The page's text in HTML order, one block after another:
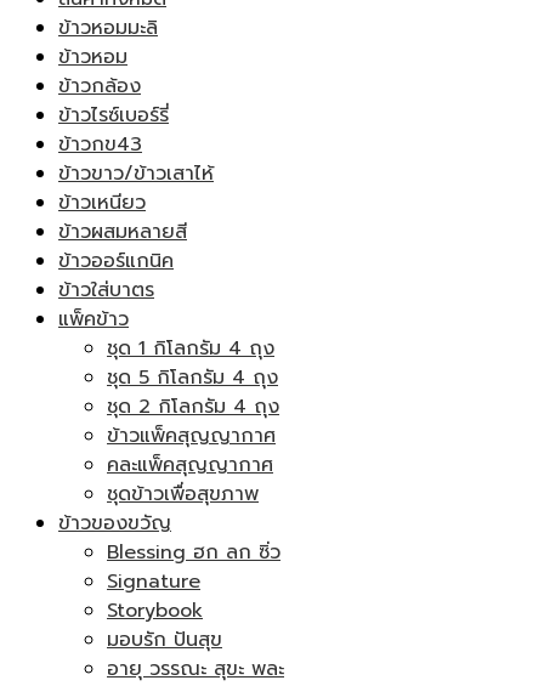
ข้าวหอมมะลิ
ข้าวหอม
ข้าวกล้อง
ข้าวไรซ์เบอร์รี่
ข้าวกข43
ข้าวขาว/ข้าวเสาไห้
ข้าวเหนียว
ข้าวผสมหลายสี
ข้าวออร์แกนิค
ข้าวใส่บาตร
แพ็คข้าว
ชุด 1 กิโลกรัม 4 ถุง
ชุด 5 กิโลกรัม 4 ถุง
ชุด 2 กิโลกรัม 4 ถุง
ข้าวแพ็คสุญญากาศ
คละแพ็คสุญญากาศ
ชุดข้าวเพื่อสุขภาพ
ข้าวของขวัญ
Blessing ฮก ลก ซิ่ว
Signature
Storybook
มอบรัก ปันสุข
อายุ วรรณะ สุขะ พละ